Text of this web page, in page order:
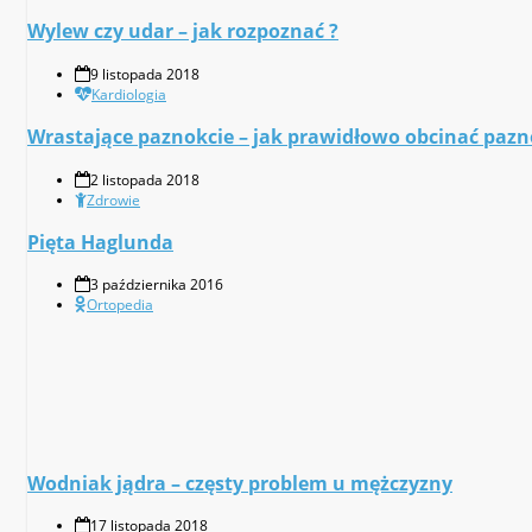
Wylew czy udar – jak rozpoznać ?
9 listopada 2018
Kardiologia
Wrastające paznokcie – jak prawidłowo obcinać
2 listopada 2018
Zdrowie
Pięta Haglunda
3 października 2016
Ortopedia
Wodniak jądra – częsty problem u mężczyzny
17 listopada 2018